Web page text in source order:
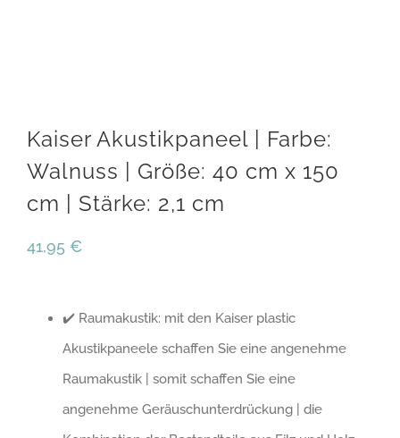
Kaiser Akustikpaneel | Farbe:
Walnuss | Größe: 40 cm x 150
cm | Stärke: 2,1 cm
41,95 €
✔️ Raumakustik: mit den Kaiser plastic
Akustikpaneele schaffen Sie eine angenehme
Raumakustik | somit schaffen Sie eine
angenehme Geräuschunterdrückung | die